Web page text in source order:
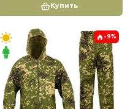
Купить
-9%